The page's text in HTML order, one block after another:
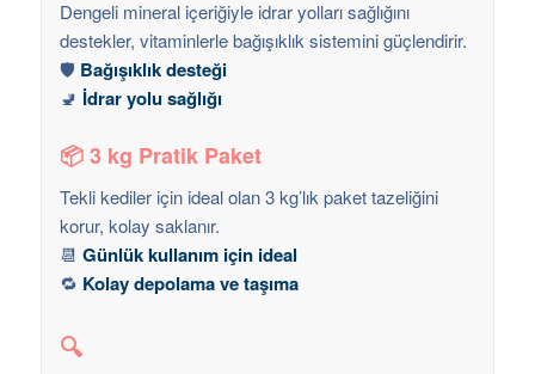
Dengeli mineral içeriğiyle idrar yolları sağlığını
destekler, vitaminlerle bağışıklık sistemini güçlendirir.
🛡️ Bağışıklık desteği
🚽 İdrar yolu sağlığı
📦3 kg Pratik Paket
Tekli kediler için ideal olan 3 kg’lık paket tazeliğini
korur, kolay saklanır.
📆 Günlük kullanım için ideal
🔁 Kolay depolama ve taşıma
🔍